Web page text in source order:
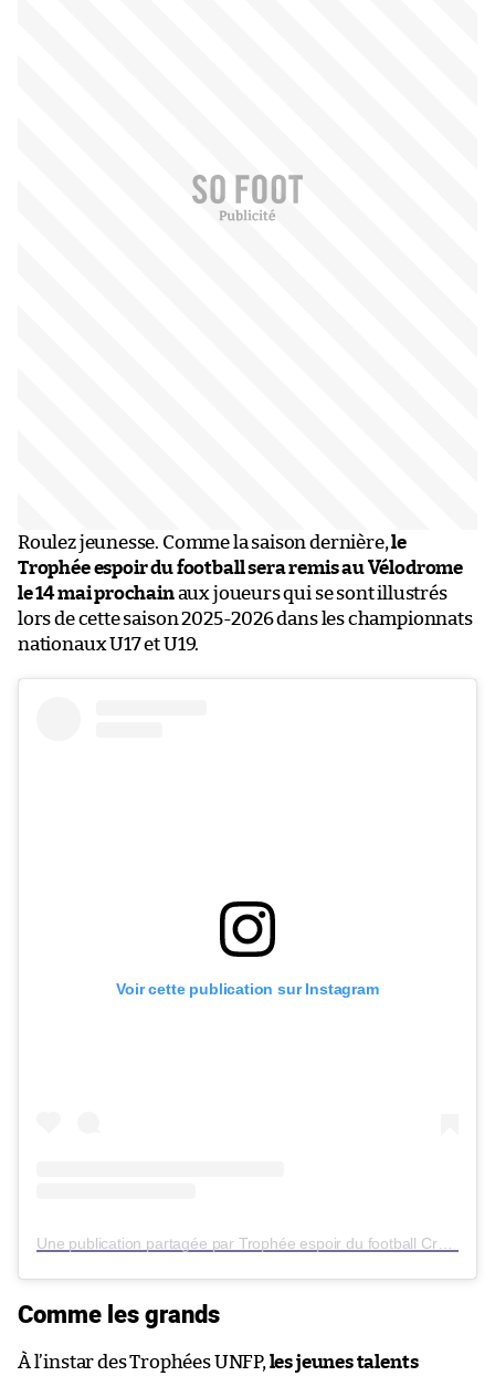
Roulez jeunesse. Comme la saison dernière,le
Trophée espoir du football sera remis au Vélodrome
le 14 mai prochainaux joueurs qui se sont illustrés
lors de cette saison 2025-2026 dans les championnats
nationaux U17 et U19.
Voir cette publication sur Instagram
Comme les grands
À l’instar des Trophées UNFP, les jeunes talents